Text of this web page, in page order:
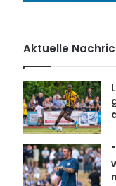
Aktuelle